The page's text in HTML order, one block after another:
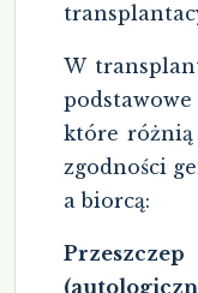
W
które różnią
zgodności
a biorcą: